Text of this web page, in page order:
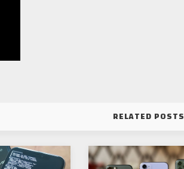
RELATED POSTS